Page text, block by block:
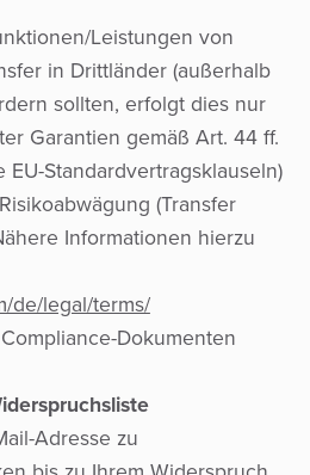
Leistungen von
in Drittländer (außerhalb
sollten, erfolgt dies nur
Garantien gemäß Art. 44 ff.
EU-Standardvertragsklauseln)
(Transfer
Informationen hierzu
de/legal/terms/
Dokumenten
Adresse zu